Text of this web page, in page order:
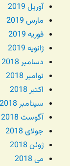
آوریل 2019
مارس 2019
فوریه 2019
ژانویه 2019
دسامبر 2018
نوامبر 2018
اکتبر 2018
سپتامبر 2018
آگوست 2018
جولای 2018
ژوئن 2018
می 2018